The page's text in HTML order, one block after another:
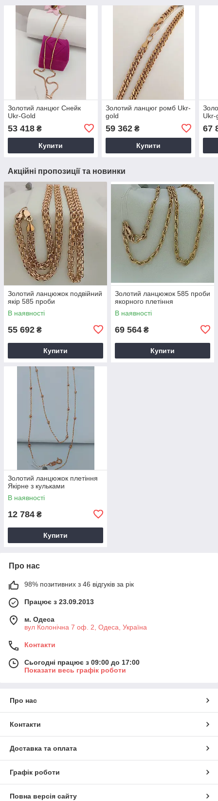
Золотий ланцюг Снейк
Ukr-Gold
53 418 ₴
Купити
Золотий ланцюг ромб Ukr-
gold
59 362₴
Купити
Ukr-
67
Акційні пропозиції та новинки
Золотий ланцюжок подвійний
якір 585 проби
В наявності
55 692 ₴
Купити
Золотий ланцюжок 585 проби
якорного плетіння
В наявності
69 564 ₴
Купити
Золотий ланцюжок плетіння
Якірне з кульками
В наявності
12 784 ₴
Купити
Про нас
98% позитивних з 46 відгуків за рік
Працює з 23.09.2013
м. Одеса
вул Колонічна 7 оф. 2, Одеса, Україна
Контакти
Сьогодні працює з 09:00 до 17:00
Показати весь графік роботи
Про нас
Контакти
Доставка та оплата
Графік роботи
Повна версія сайту